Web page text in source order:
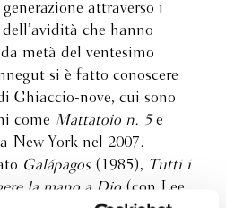
attraverso i
che hanno
metà del ventesimo
si è fatto conoscere
Ghiaccio-nove, cui sono
come Mattatoio n. 5e
New York nel 2007.
Galápagos(1985), Tutti i
la mano a Dio(con Lee